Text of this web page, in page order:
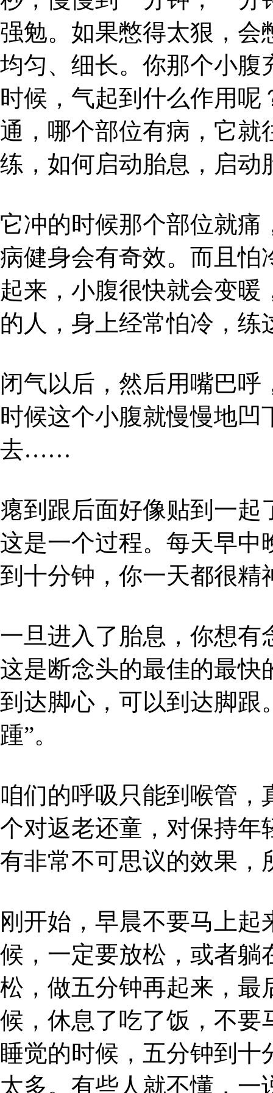
强勉。如果憋得太狠，会
均匀、细长。你那个小腹
时候，气起到什么作用
通，哪个部位有病，它就
练，如何启动胎息，启动
它冲的时候那个部位就痛
病健身会有奇效。而且怕
起来，小腹很快就会变
的人，身上经常怕冷，练
闭气以后，然后用嘴巴
时候这个小腹就慢慢地
去……
瘪到跟后面好像贴到一起
这是一个过程。每天早中
到十分钟，你一天都很精
一旦进入了胎息，你想有
这是断念头的最佳的最快
到达脚心，可以到达脚跟
踵”。
咱们的呼吸只能到喉管
个对返老还童，对保持年
有非常不可思议的效果，
刚开始，早晨不要马上
候，一定要放松，或者躺
松，做五分钟再起来，最
候，休息了吃了饭，不要
睡觉的时候，五分钟到
太多。有些人就不懂，